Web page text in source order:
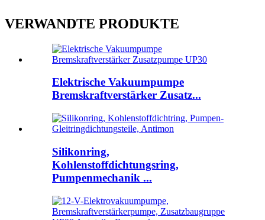
VERWANDTE PRODUKTE
Elektrische Vakuumpumpe
Bremskraftverstärker Zusatz...
Silikonring,
Kohlenstoffdichtungsring,
Pumpenmechanik ...